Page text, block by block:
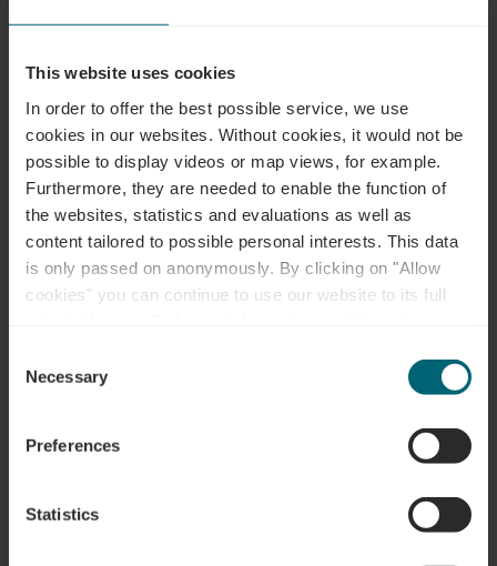
This website uses cookies
In order to offer the best possible service, we use
cookies in our websites. Without cookies, it would not be
possible to display videos or map views, for example.
Furthermore, they are needed to enable the function of
the websites, statistics and evaluations as well as
content tailored to possible personal interests. This data
is only passed on anonymously. By clicking on "Allow
cookies" you can continue to use our website to its full
time.
Selection
Necessary
Preferences
Statistics
Kontakt
Adresse:
Syndicat d'Initiative Grevenmacher
3, Kurzacht
L-6740 Grevenmacher
Auf Karte anzeigen
Tel.: +352 75 82 75